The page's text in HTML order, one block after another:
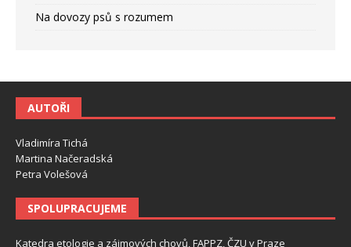
Na dovozy psů s rozumem
AUTOŘI
Vladimíra Tichá
Martina Načeradská
Petra Volešová
SPOLUPRACUJEME
Katedra etologie a zájmových chovů, FAPPZ, ČZU v Praze